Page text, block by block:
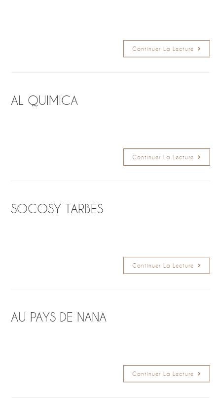
Continuer La Lecture
AL QUIMICA
Continuer La Lecture
SOCOSY TARBES
Continuer La Lecture
AU PAYS DE NANA
Continuer La Lecture